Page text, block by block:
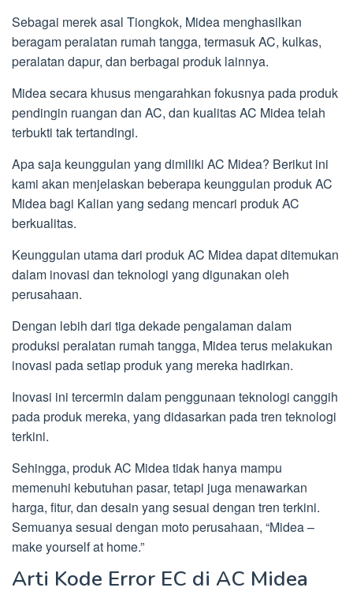
Sebagai merek asal Tiongkok, Midea menghasilkan
beragam peralatan rumah tangga, termasuk AC, kulkas,
peralatan dapur, dan berbagai produk lainnya.
Midea secara khusus mengarahkan fokusnya pada produk
pendingin ruangan dan AC, dan kualitas AC Midea telah
terbukti tak tertandingi.
Apa saja keunggulan yang dimiliki AC Midea? Berikut ini
kami akan menjelaskan beberapa keunggulan produk AC
Midea bagi Kalian yang sedang mencari produk AC
berkualitas.
Keunggulan utama dari produk AC Midea dapat ditemukan
dalam inovasi dan teknologi yang digunakan oleh
perusahaan.
Dengan lebih dari tiga dekade pengalaman dalam
produksi peralatan rumah tangga, Midea terus melakukan
inovasi pada setiap produk yang mereka hadirkan.
Inovasi ini tercermin dalam penggunaan teknologi canggih
pada produk mereka, yang didasarkan pada tren teknologi
terkini.
Sehingga, produk AC Midea tidak hanya mampu
memenuhi kebutuhan pasar, tetapi juga menawarkan
harga, fitur, dan desain yang sesuai dengan tren terkini.
Semuanya sesuai dengan moto perusahaan, “Midea –
make yourself at home.”
Arti Kode Error EC di AC Midea